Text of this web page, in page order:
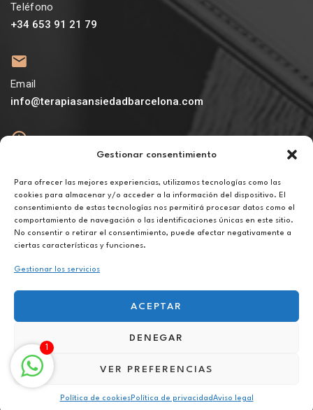
Gestionar consentimiento
Para ofrecer las mejores experiencias, utilizamos tecnologías como las
cookies para almacenar y/o acceder a la información del dispositivo. El
consentimiento de estas tecnologías nos permitirá procesar datos como el
comportamiento de navegación o las identificaciones únicas en este sitio.
No consentir o retirar el consentimiento, puede afectar negativamente a
ciertas características y funciones.
Gestionar los servicios
ACEPTAR
DENEGAR
VER PREFERENCIAS
Política de cookiesPolítica de privacidadAviso legal
Teléfono
+34 653 91 21 79
Email
info@terapiasansiedadbarcelona.com
De lunes a viernes de 10h a 20h
Aviso legal
Política de privacidad
Política de cookies
Terapia para el miedo online en El Ejido
1